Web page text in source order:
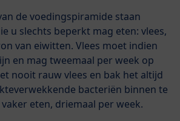
de voedingspiramide staan
u slechts beperkt mag eten: vlees,
van eiwitten. Vlees moet indien
en mag tweemaal per week op
nooit rauw vlees en bak het altijd
bacteriën binnen te
eten, driemaal per week.